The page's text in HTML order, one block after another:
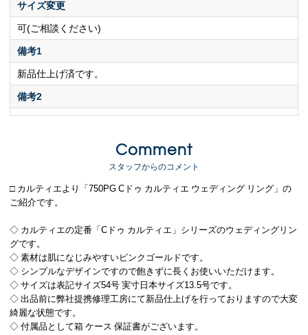
サイズ変更
可(ご相談ください)
備考1
新品仕上げ済です。
備考2
Comment
スタッフからのコメント
□ カルティエより「750PG Cドゥ カルティエ ウェディング リング」の
ご紹介です。
◇ カルティエの定番「Cドゥ カルティエ」シリーズのウェディングリン
グです。
◇ 素材は肌になじみやすいピンクゴールドです。
◇ シンプルなデザインですので飽きずに長くお使いいただけます。
◇ サイズは表記サイズ54号 実寸日本サイズ13.5号です。
◇ 出品前に弊社提携修理工房にて新品仕上げを行っておりますので大変
綺麗な状態です。
◇ 付属品として箱 ケース 保証書がございます。